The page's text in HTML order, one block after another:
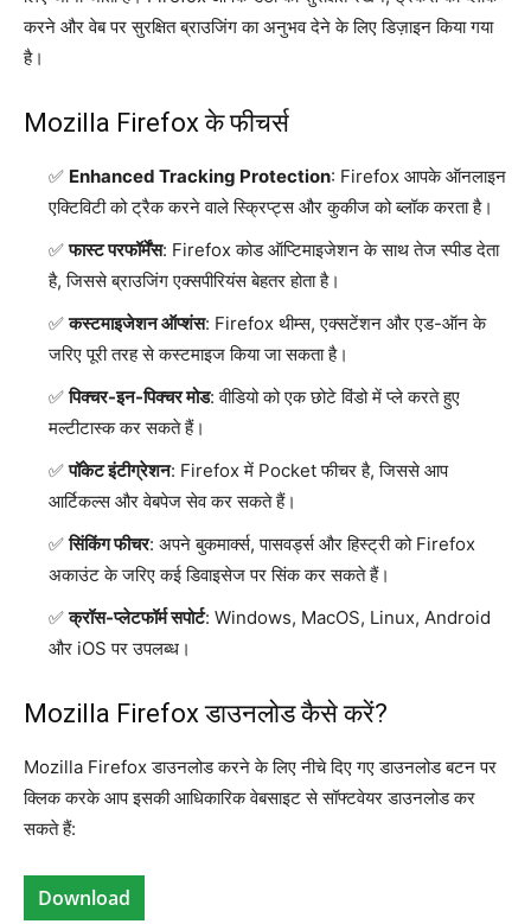
करने और वेब पर सुरक्षित ब्राउजिंग का अनुभव देने के लिए डिज़ाइन किया गया
है।
Mozilla Firefox के फीचर्स
Enhanced Tracking Protection: Firefox आपके ऑनलाइन
एक्टिविटी को ट्रैक करने वाले स्क्रिप्ट्स और कुकीज को ब्लॉक करता है।
फास्ट परफॉर्मेंस: Firefox कोड ऑप्टिमाइजेशन के साथ तेज स्पीड देता
है, जिससे ब्राउजिंग एक्सपीरियंस बेहतर होता है।
कस्टमाइजेशन ऑप्शंस: Firefox थीम्स, एक्सटेंशन और एड-ऑन के
जरिए पूरी तरह से कस्टमाइज किया जा सकता है।
पिक्चर-इन-पिक्चर मोड: वीडियो को एक छोटे विंडो में प्ले करते हुए
मल्टीटास्क कर सकते हैं।
पॉकेट इंटीग्रेशन: Firefox में Pocket फीचर है, जिससे आप
आर्टिकल्स और वेबपेज सेव कर सकते हैं।
सिंकिंग फीचर: अपने बुकमार्क्स, पासवर्ड्स और हिस्ट्री को Firefox
अकाउंट के जरिए कई डिवाइसेज पर सिंक कर सकते हैं।
क्रॉस-प्लेटफॉर्म सपोर्ट: Windows, MacOS, Linux, Android
और iOS पर उपलब्ध।
Mozilla Firefox डाउनलोड कैसे करें?
Mozilla Firefox डाउनलोड करने के लिए नीचे दिए गए डाउनलोड बटन पर
क्लिक करके आप इसकी आधिकारिक वेबसाइट से सॉफ्टवेयर डाउनलोड कर
सकते हैं:
Download